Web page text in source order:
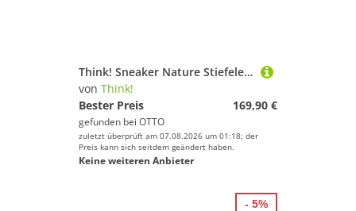
Think! Sneaker Nature Stiefelette
von Think!
Bester Preis
169,90 €
gefunden bei OTTO
zuletzt überprüft am 07.08.2026 um 01:18; der
Preis kann sich seitdem geändert haben.
Keine weiteren Anbieter
- 5%